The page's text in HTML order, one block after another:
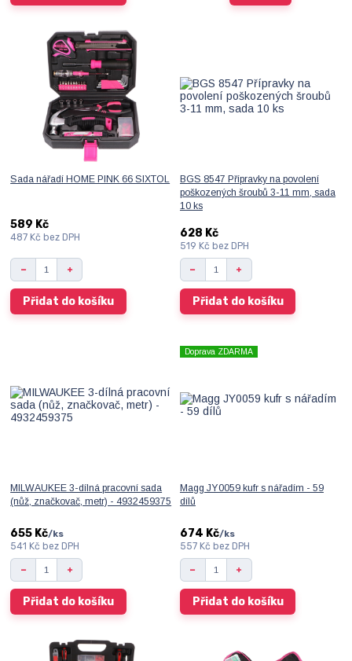
Sada nářadí HOME PINK 66 SIXTOL
589 Kč
487 Kč bez DPH
Přidat do košíku
BGS 8547 Přípravky na povolení
poškozených šroubů 3-11 mm, sada
10 ks
628 Kč
519 Kč bez DPH
Přidat do košíku
MILWAUKEE 3-dílná pracovní sada
(nůž, značkovač, metr) - 4932459375
655 Kč/ks
541 Kč bez DPH
Přidat do košíku
Doprava ZDARMA
Magg JY0059 kufr s nářadím - 59
dílů
674 Kč/ks
557 Kč bez DPH
Přidat do košíku